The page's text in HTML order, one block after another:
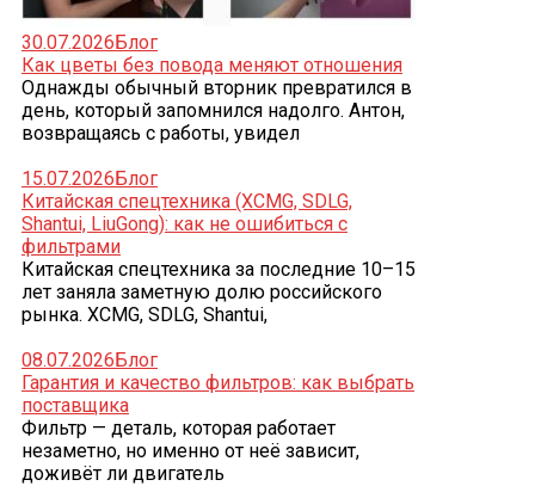
30.07.2026Блог
Как цветы без повода меняют отношения
Однажды обычный вторник превратился в
день, который запомнился надолго. Антон,
возвращаясь с работы, увидел
15.07.2026Блог
Китайская спецтехника (XCMG, SDLG,
Shantui, LiuGong): как не ошибиться с
фильтрами
Китайская спецтехника за последние 10–15
лет заняла заметную долю российского
рынка. XCMG, SDLG, Shantui,
08.07.2026Блог
Гарантия и качество фильтров: как выбрать
поставщика
Фильтр — деталь, которая работает
незаметно, но именно от неё зависит,
доживёт ли двигатель